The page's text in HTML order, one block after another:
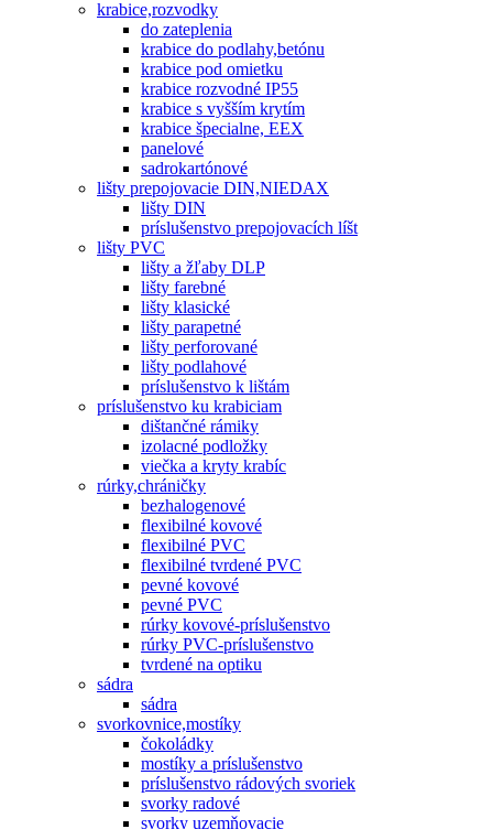
krabice,rozvodky
do zateplenia
krabice do podlahy,betónu
krabice pod omietku
krabice rozvodné IP55
krabice s vyšším krytím
krabice špecialne, EEX
panelové
sadrokartónové
lišty prepojovacie DIN,NIEDAX
lišty DIN
príslušenstvo prepojovacích líšt
lišty PVC
lišty a žľaby DLP
lišty farebné
lišty klasické
lišty parapetné
lišty perforované
lišty podlahové
príslušenstvo k lištám
príslušenstvo ku krabiciam
dištančné rámiky
izolacné podložky
viečka a kryty krabíc
rúrky,chráničky
bezhalogenové
flexibilné kovové
flexibilné PVC
flexibilné tvrdené PVC
pevné kovové
pevné PVC
rúrky kovové-príslušenstvo
rúrky PVC-príslušenstvo
tvrdené na optiku
sádra
sádra
svorkovnice,mostíky
čokoládky
mostíky a príslušenstvo
príslušenstvo rádových svoriek
svorky radové
svorky uzemňovacie